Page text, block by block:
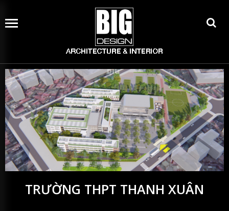
Dự
án
Dịch
vụ
Tin
tức
TRƯỜNG THPT THANH XUÂN